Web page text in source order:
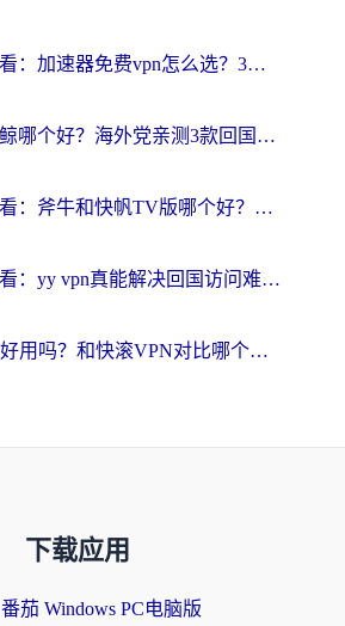
海外党必看：加速器免费vpn怎么选？3步教你无缝访问国内资源
穿梭和巨鲸哪个好？海外党亲测3款回国加速器，教你避开90%的坑
海外党必看：斧牛和快帆TV版哪个好？3分钟选对回国加速器，无缝刷B站、追热剧
海外党必看：yy vpn真能解决回国访问难题？附云极initap测评+免费方案对比
穿梭VPN好用吗？和快滚VPN对比哪个回国效果更好？海外党选回国加速器必看指南
下载应用
番茄 Windows PC电脑版